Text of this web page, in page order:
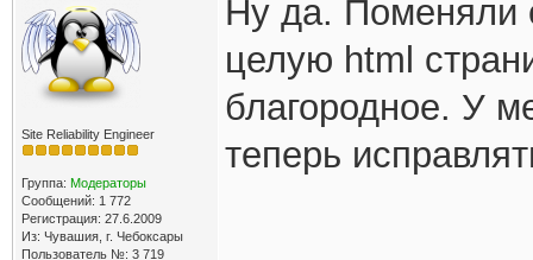
Site Reliability Engineer
Группа: Модераторы
Сообщений: 1 772
Регистрация: 27.6.2009
Из: Чувашия, г. Чебоксары
Пользователь №: 3 719
Ну да. Поменяли
целую html
благородное. У
теперь